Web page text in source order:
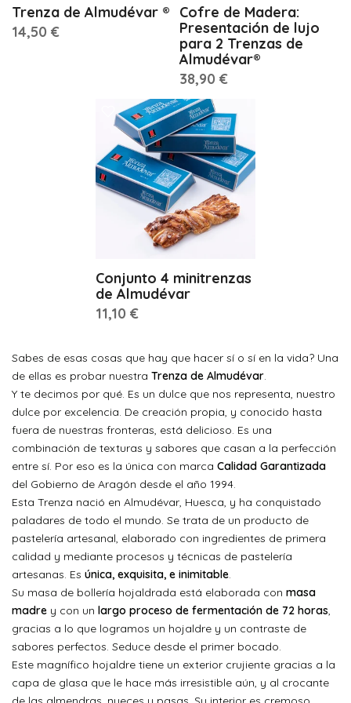
Trenza de Almudévar ®
14,50 €
Cofre de Madera:
Presentación de lujo
para 2 Trenzas de
Almudévar®
38,90 €
Conjunto 4 minitrenzas
de Almudévar
11,10 €
Sabes de esas cosas que hay que hacer sí o sí en la vida? Una
de ellas es probar nuestra Trenza de Almudévar.
Y te decimos por qué. Es un dulce que nos representa, nuestro
dulce por excelencia. De creación propia, y conocido hasta
fuera de nuestras fronteras, está delicioso. Es una
combinación de texturas y sabores que casan a la perfección
entre sí. Por eso es la única con marca Calidad Garantizada
del Gobierno de Aragón desde el año 1994.
Esta Trenza nació en Almudévar, Huesca, y ha conquistado
paladares de todo el mundo. Se trata de un producto de
pastelería artesanal, elaborado con ingredientes de primera
calidad y mediante procesos y técnicas de pastelería
artesanas. Es única, exquisita, e inimitable.
Su masa de bollería hojaldrada está elaborada con masa
madre y con un largo proceso de fermentación de 72 horas,
gracias a lo que logramos un hojaldre y un contraste de
sabores perfectos. Seduce desde el primer bocado.
Este magnífico hojaldre tiene un exterior crujiente gracias a la
capa de glasa que le hace más irresistible aún, y al crocante